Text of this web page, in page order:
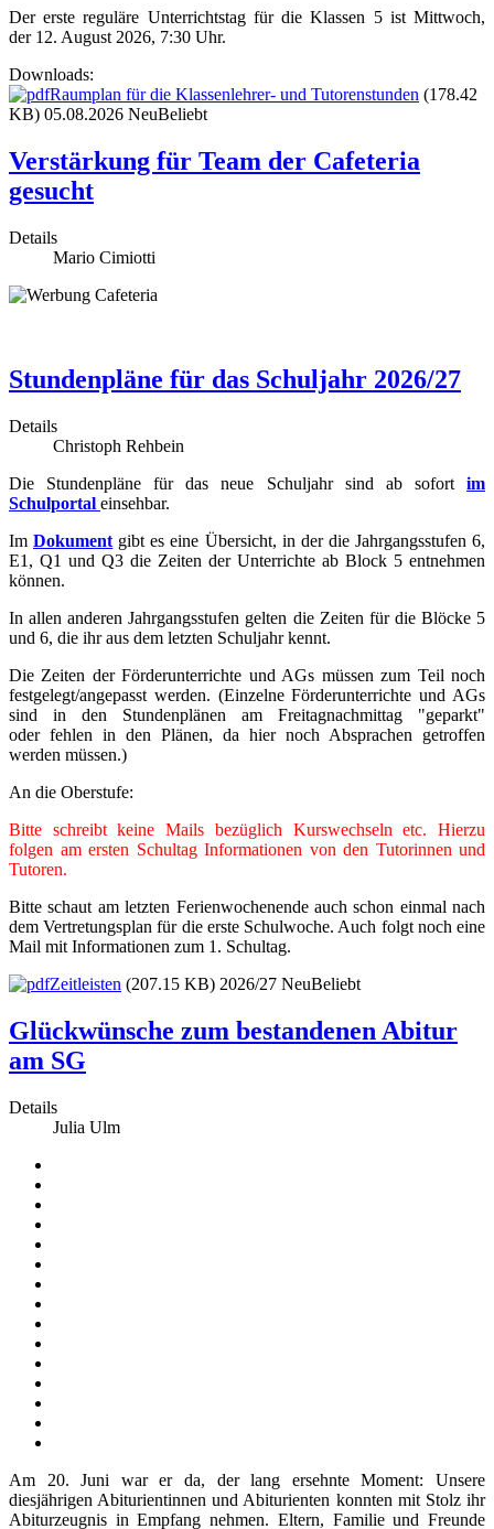
Der erste reguläre Unterrichtstag für die Klassen 5 ist Mittwoch,
der 12. August 2026, 7:30 Uhr.
Downloads:
Raumplan für die Klassenlehrer- und Tutorenstunden (178.42
KB) 05.08.2026 NeuBeliebt
Verstärkung für Team der Cafeteria
gesucht
Details
Mario Cimiotti
Stundenpläne für das Schuljahr 2026/27
Details
Christoph Rehbein
Die Stundenpläne für das neue Schuljahr sind ab sofort im
Schulportal einsehbar.
ImDokument gibt es eine Übersicht, in der die Jahrgangsstufen 6,
E1, Q1 und Q3 die Zeiten der Unterrichte ab Block 5 entnehmen
können.
In allen anderen Jahrgangsstufen gelten die Zeiten für die Blöcke 5
und 6, die ihr aus dem letzten Schuljahr kennt.
Die Zeiten der Förderunterrichte und AGs müssen zum Teil noch
festgelegt/angepasst werden. (Einzelne Förderunterrichte und AGs
sind in den Stundenplänen am Freitagnachmittag "geparkt"
oder fehlen in den Plänen, da hier noch Absprachen getroffen
werden müssen.)
An die Oberstufe:
Bitte schreibt keine Mails bezüglich Kurswechseln etc. Hierzu
folgen am ersten Schultag Informationen von den Tutorinnen und
Tutoren.
Bitte schaut am letzten Ferienwochenende auch schon einmal nach
dem Vertretungsplan für die erste Schulwoche. Auch folgt noch eine
Mail mit Informationen zum 1. Schultag.
Zeitleisten (207.15 KB) 2026/27 NeuBeliebt
Glückwünsche zum bestandenen Abitur
am SG
Details
Julia Ulm
Am 20. Juni war er da, der lang ersehnte Moment: Unsere
diesjährigen Abiturientinnen und Abiturienten konnten mit Stolz ihr
Abiturzeugnis in Empfang nehmen. Eltern, Familie und Freunde